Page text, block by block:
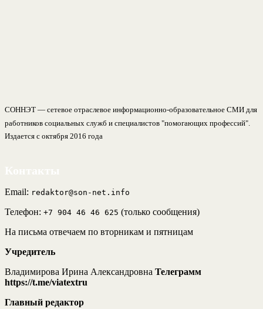
СОННЭТ — сетевое отраслевое информационно-образовательное СМИ для
работников социальных служб и специалистов "помогающих профессий".
Издается с октября 2016 года
Email: redaktor@son-net.info
Телефон: +7 904 46 46 625 (только сообщения)
На письма отвечаем по вторникам и пятницам
Учредитель
Владимирова Ирина Александровна Телеграмм
https://t.me/viatextru
Главный редактор